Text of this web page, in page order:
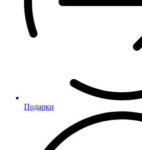
Подарки